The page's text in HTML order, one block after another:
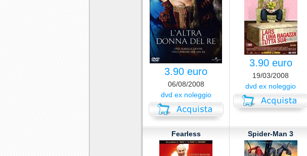
3.90 euro
06/08/2008
dvd ex noleggio
3.90 euro
19/03/2008
dvd ex noleggio
Fearless Spider-Man 3